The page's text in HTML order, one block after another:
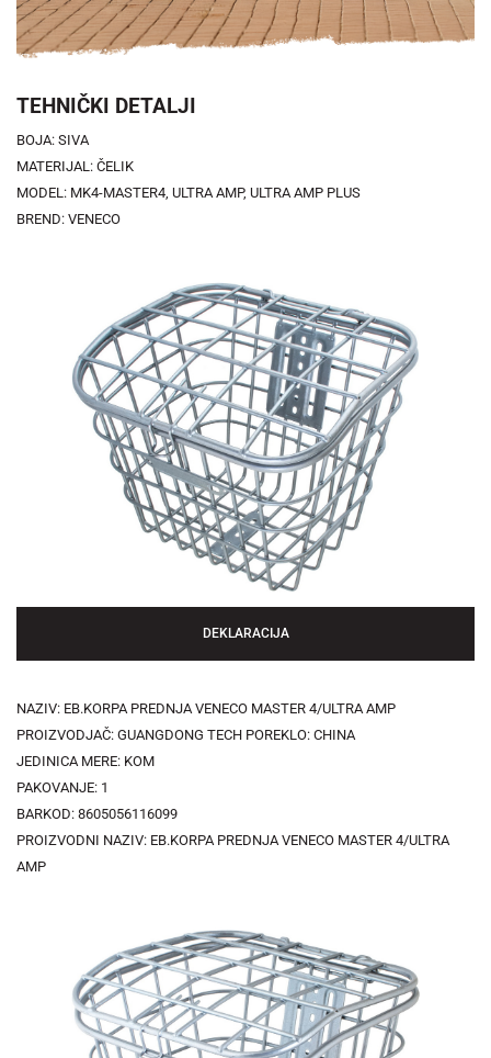
TEHNIČKI DETALJI
BOJA: SIVA
MATERIJAL: ČELIK
MODEL: MK4-MASTER4, ULTRA AMP, ULTRA AMP PLUS
BREND: VENECO
DEKLARACIJA
NAZIV: EB.KORPA PREDNJA VENECO MASTER 4/ULTRA AMP
PROIZVODJAČ: GUANGDONG TECH POREKLO: CHINA
JEDINICA MERE: KOM
PAKOVANJE: 1
BARKOD: 8605056116099
PROIZVODNI NAZIV: EB.KORPA PREDNJA VENECO MASTER 4/ULTRA
AMP